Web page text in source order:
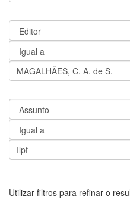
Utilizar filtros para refinar o